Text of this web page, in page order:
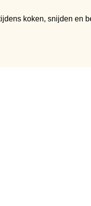
koken, snijden en